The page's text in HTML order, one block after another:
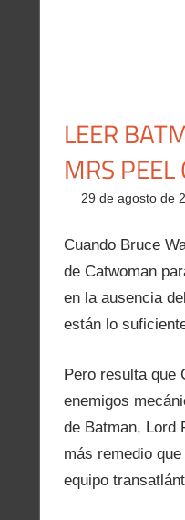
LEER
MRS
29 de agosto de
Cuando Bruce
de Catwoman
en la ausencia
están lo
Pero resulta que
enemigos
de Batman, Lord
más remedio
equipo